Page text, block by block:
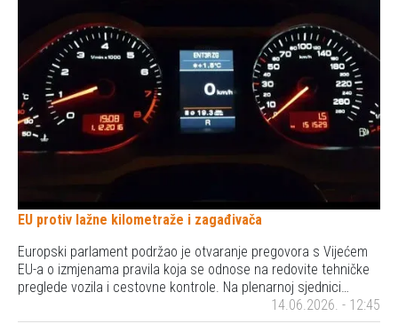
EU protiv lažne kilometraže i zagađivača
Europski parlament podržao je otvaranje pregovora s Vijećem
EU-a o izmjenama pravila koja se odnose na redovite tehničke
preglede vozila i cestovne kontrole. Na plenarnoj sjednici…
14.06.2026. - 12:45